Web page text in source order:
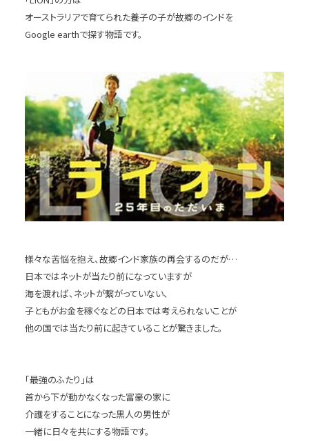
オーストラリアで育てられた養子の子が故郷のインドを
Google earthで探す物語です。
様々な苦悩を抱え、故郷インド家族の再会するのだが…
日本ではネットが当たり前になっていますが
海を渡れば、ネットが繋がっていない、
子ともがお金を稼ぐなどの日本では考えられないことが
他の国では当たり前に起きていることが驚きました。
「最強のふたり」は
首から下が動かなくなった富豪の家に
介護をすることになった黒人の男性が
一緒に日々を共にする物語です。